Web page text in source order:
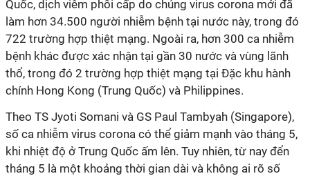
Quốc, dịch viêm phổi cấp do chủng virus corona mới đã
làm hơn 34.500 người nhiễm bệnh tại nước này, trong đó
722 trường hợp thiệt mạng. Ngoài ra, hơn 300 ca nhiễm
bệnh khác được xác nhận tại gần 30 nước và vùng lãnh
thổ, trong đó 2 trường hợp thiệt mạng tại Đặc khu hành
chính Hong Kong (Trung Quốc) và Philippines.
Theo TS Jyoti Somani và GS Paul Tambyah (Singapore),
số ca nhiễm virus corona có thể giảm mạnh vào tháng 5,
khi nhiệt độ ở Trung Quốc ấm lên. Tuy nhiên, từ nay đển
tháng 5 là một khoảng thời gian dài và không ai rõ số